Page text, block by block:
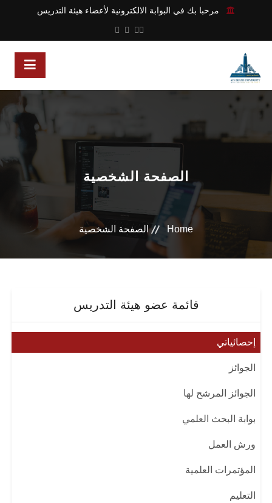
مرحبا بك في البوابة الالكترونية لأعضاء هيئة التدريس
الصفحة الشخصية
Home الصفحة الشخصية
قائمة عضو هيئة التدريس
إحصائياتي
الجوائز
الجوائز المرشح لها
بوابة البحث العلمي
ورش العمل
المؤتمرات العلمية
التعليم